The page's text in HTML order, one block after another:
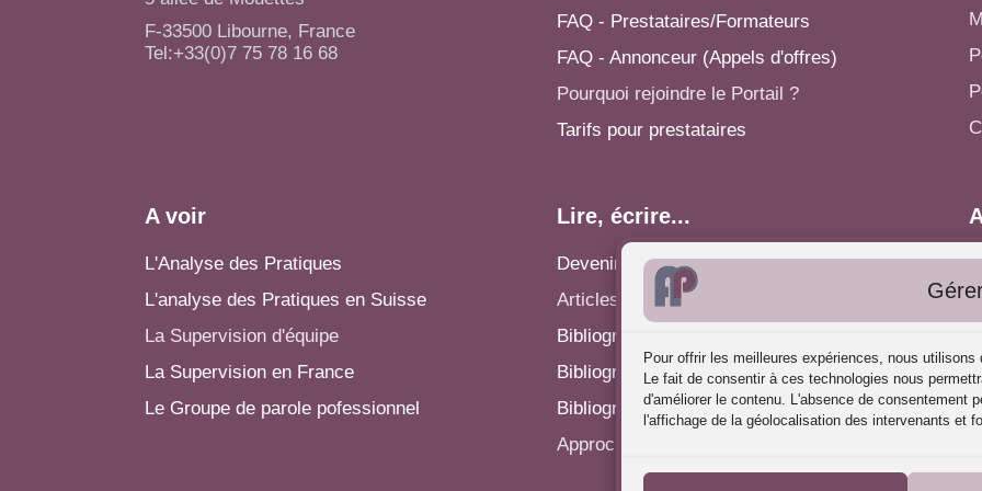
Pour offrir les meilleures expériences, nous
Le fait de consentir à ces technologies nous
d'améliorer le contenu. L'absence de consentement
l'affichage de la géolocalisation des intervenants et
F-33500 Libourne, France
Tel:+33(0)7 75 78 16 68
FAQ - Prestataires/Formateurs
FAQ - Annonceur (Appels d'offres)
Pourquoi rejoindre le Portail ?
Tarifs pour prestataires
A voir
L'Analyse des Pratiques
L'analyse des Pratiques en Suisse
La Supervision d'équipe
La Supervision en France
Le Groupe de parole pofessionnel
Lire, écrire...
Devenir rédacteur
Articles - Actualités
Bibliographie: Analyse des Pratiques
Bibliographie: Supervision
Bibliographie: Autres méthodes
Approches de l'Analyse des pratiques